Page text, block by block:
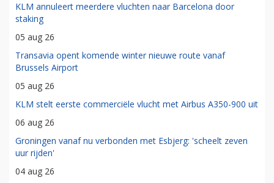
KLM annuleert meerdere vluchten naar Barcelona door
staking
05 aug 26
Transavia opent komende winter nieuwe route vanaf
Brussels Airport
05 aug 26
KLM stelt eerste commerciële vlucht met Airbus A350-900 uit
06 aug 26
Groningen vanaf nu verbonden met Esbjerg: 'scheelt zeven
uur rijden'
04 aug 26